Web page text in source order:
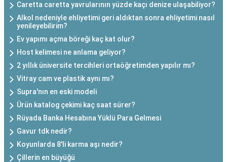
Caretta caretta yavrularının yüzde kaçı denize ulaşabiliyor?
Alkol nedeniyle ehliyetimi geri aldıktan sonra ehliyetimi nasıl
yenileyebilirim?
Ev yapımı açma böreği kaç kat olur?
Host kelimesi ne anlama geliyor?
2 yıllık üniversite tercihleri ortaöğretimden yapılır mı?
Vitray cam ve plastik aynı mı?
Supra'nın en eski modeli
Ürün katalog çekimi kaç saat sürer?
Rüyada Banka Hesabına Yüklü Para Gelmesi
Gavur tdk nedir?
Koyunlarda 8'li karma aşı nedir?
Çillerin en büyüğü